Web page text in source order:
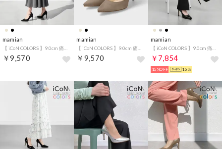
mamian
￥9,570
mamian
￥9,570
mamian
￥7,854
15%OFF 15%